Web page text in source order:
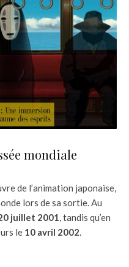
mondiale
de l’animation japonaise,
lors de sa sortie. Au
juillet 2001, tandis qu’en
le 10 avril 2002.